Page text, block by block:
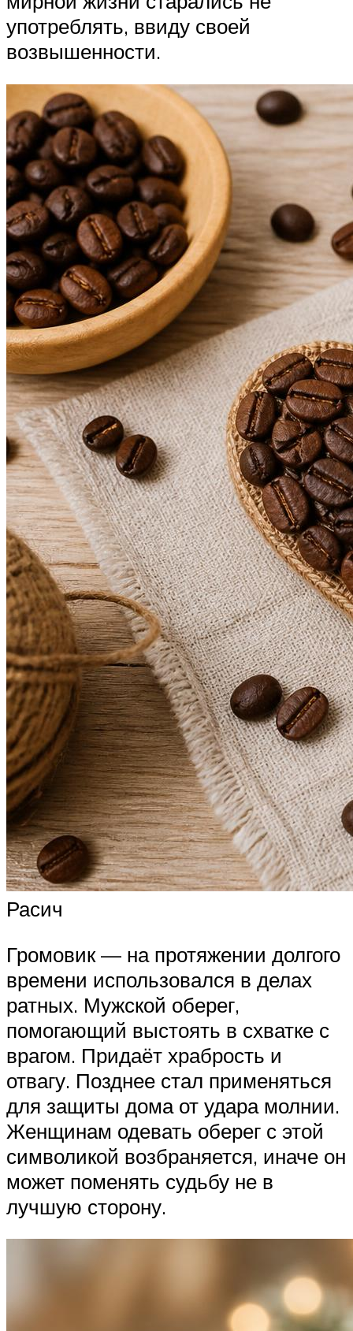
употреблять, ввиду своей
возвышенности.
Расич
Громовик — на протяжении долгого
времени использовался в делах
ратных. Мужской оберег,
помогающий выстоять в схватке с
врагом. Придаёт храбрость и
отвагу. Позднее стал применяться
для защиты дома от удара молнии.
Женщинам одевать оберег с этой
символикой возбраняется, иначе он
может поменять судьбу не в
лучшую сторону.